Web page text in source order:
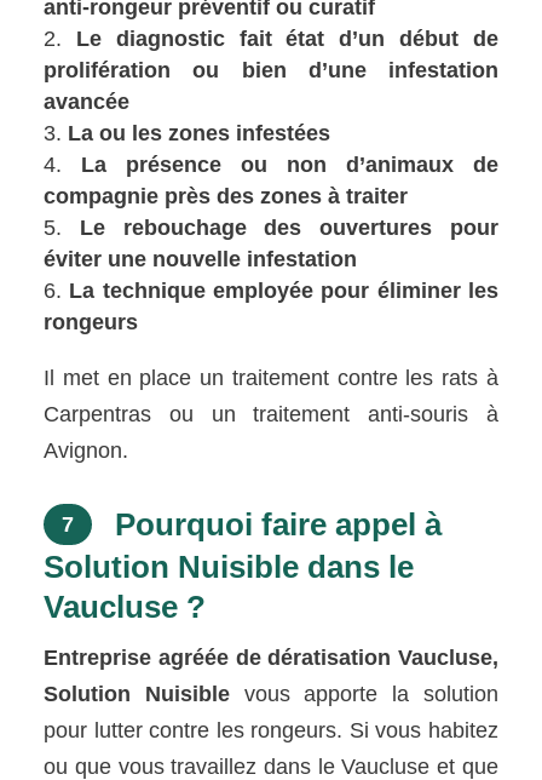
anti-rongeur préventif ou curatif
Le diagnostic fait état d’un début de
prolifération ou bien d’une infestation
avancée
La ou les zones infestées
La présence ou non d’animaux de
compagnie près des zones à traiter
Le rebouchage des ouvertures pour
éviter une nouvelle infestation
La technique employée pour éliminer les
rongeurs
Il met en place un traitement contre les rats à
Carpentras ou un traitement anti-souris à
Avignon.
7
Pourquoi faire appel à
Solution Nuisible dans le
Vaucluse ?
Entreprise agréée de dératisation Vaucluse,
Solution Nuisiblevous apporte la solution
pour lutter contre les rongeurs. Si vous habitez
ou que vous travaillez dans le Vaucluse et que